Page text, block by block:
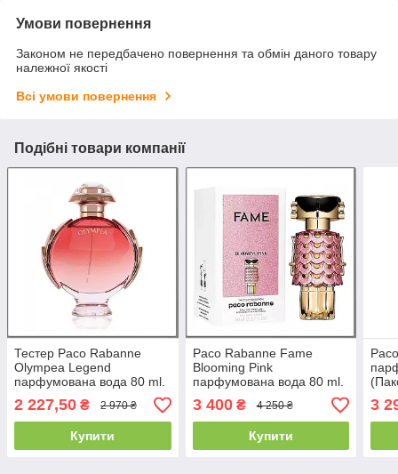
Умови повернення
Законом не передбачено повернення та обмін даного товару
належної якості
Всі умови повернення
Подібні товари компанії
Тестер Paco Rabanne
Olympea Legend
парфумована вода 80 ml.
(Пако Рабан Олімпія
Легенда)
2 227,50 ₴ 2 970 ₴
Купити
Paco Rabanne Fame
Blooming Pink
парфумована вода 80 ml.
(Пако Рабан Фем Блумінг
Пінк)
3 400₴ 4 250 ₴
Купити
3